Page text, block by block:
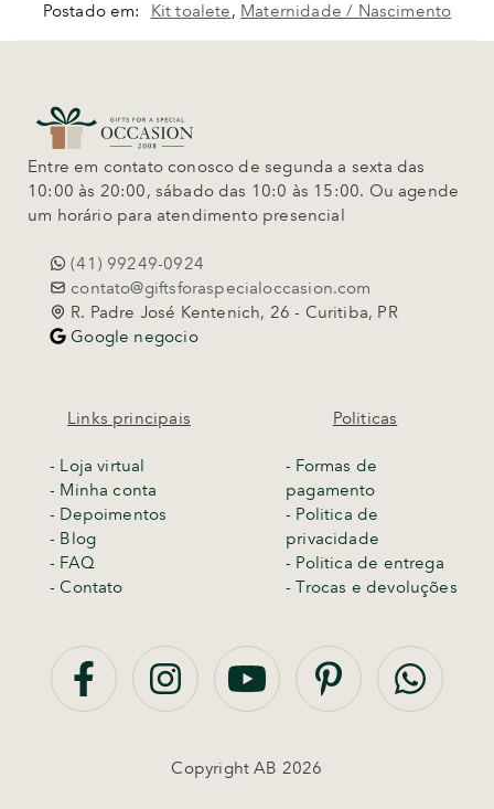
Postado em: Kit toalete, Maternidade / Nascimento
Entre em contato conosco de segunda a sexta das
10:00 às 20:00, sábado das 10:0 às 15:00. Ou agende
um horário para atendimento presencial
(41) 99249-0924
contato@giftsforaspecialoccasion.com
R. Padre José Kentenich, 26 - Curitiba, PR
Google negocio
Links principais
- Loja virtual
- Minha conta
- Depoimentos
- Blog
- FAQ
- Contato
Politicas
- Formas de
pagamento
- Politica de
privacidade
- Politica de entrega
-Trocas e devoluções
Copyright AB 2026